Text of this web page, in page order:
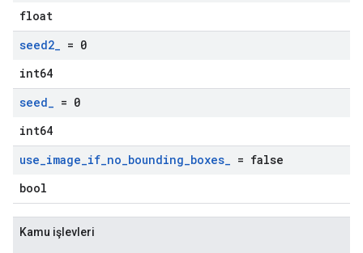
float
seed2_ = 0
int64
seed_ = 0
int64
use_image_if_no_bounding_boxes_ = false
bool
Kamu işlevleri